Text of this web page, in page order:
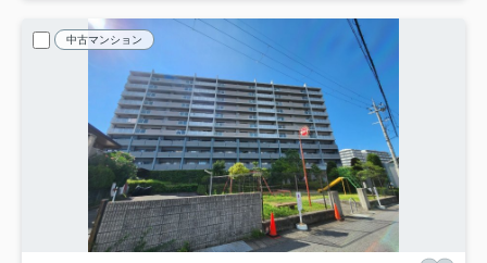
中古マンション